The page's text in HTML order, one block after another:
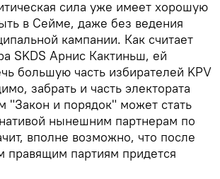
сила уже имеет хорошую
в Сейме, даже без ведения
кампании. Как считает
SKDS Арнис Кактиньш, ей
большую часть избирателей KPV
забрать и часть электората
и порядок" может стать
нынешним партнерам по
вполне возможно, что после
правящим партиям придется